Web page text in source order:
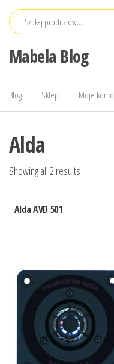
Przejdź
Mabela Blog
Blog Sklep Moje konto
Alda
Showing all 2 results
Alda AVD 501